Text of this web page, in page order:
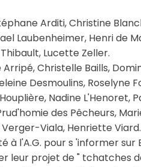
Arditi, Christine
Laubenheimer, Henri de
Lucette Zeller.
Christelle Baills,
Desmoulins, Roselyne
Nadine L'Henoret,
des Pêcheurs,
Viala, Henriette Viard.
à l'A.G. pour s 'informer
leur projet de " tchatches